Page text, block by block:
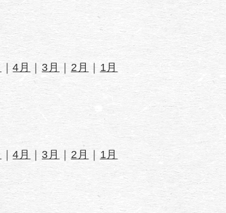
｜4月 ｜3月 2月 ｜ 1月
｜4月 ｜3月 2月 1月